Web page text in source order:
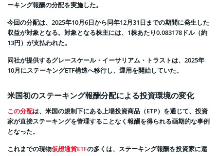
ーキング報酬の分配を実施した。
今回の分配は、2025年10月6日から同年12月31日までの期間に発生した
収益が対象となる。対象となる株主には、1株あたり0.083178ドル（約
13円）が支払われた。
同社が提供するグレースケール・イーサリアム・トラストは、2025年
10月にステーキングETF構造へ移行し、運用を開始していた。
米国初のステーキング報酬分配による投資環境の変化
この分配は、米国の規制下にある上場投資商品（ETP）を通じて、投資
家が直接ステーキングを管理することなく報酬を得られる画期的な事例
となった。
これまでの現物仮想通貨ETFの多くは、ステーキング報酬を投資家に還